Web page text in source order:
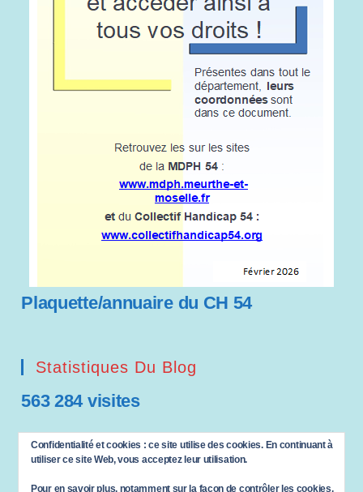
Plaquette/annuaire du CH 54
Statistiques Du Blog
563 284 visites
Saisissez votre adresse e-mail…
ABONNEZ-VOUS
Confidentialité et cookies : ce site utilise des cookies. En continuant à
utiliser ce site Web, vous acceptez leur utilisation.
Pour en savoir plus, notamment sur la façon de contrôler les cookies,